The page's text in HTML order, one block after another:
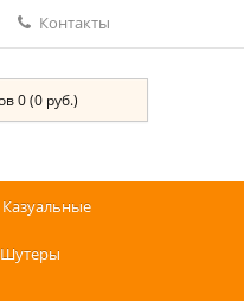
Контакты
0 (0 руб.)
Казуальные
Шутеры